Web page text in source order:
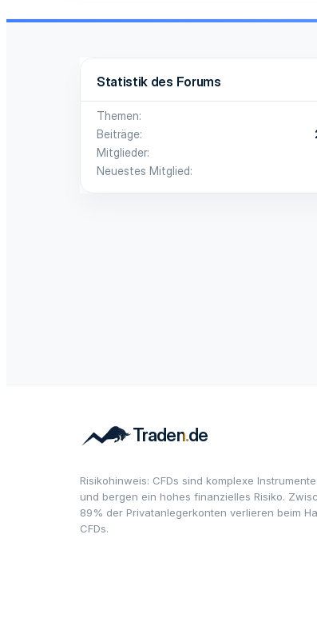
Statistik des Forums
Themen
Beiträge
Mitglieder
Neuestes Mitglied
Risikohinweis: CFDs sind komplexe
und bergen ein hohes finanzielles Risiko.
89% der Privatanlegerkonten verlieren beim
CFDs.